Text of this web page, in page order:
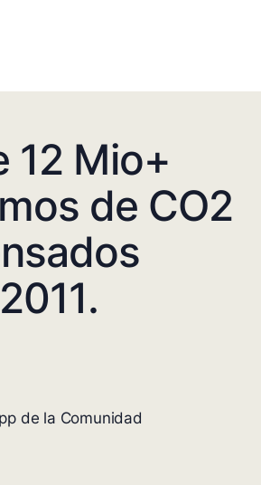
12 Mio+
de CO2
de la Comunidad